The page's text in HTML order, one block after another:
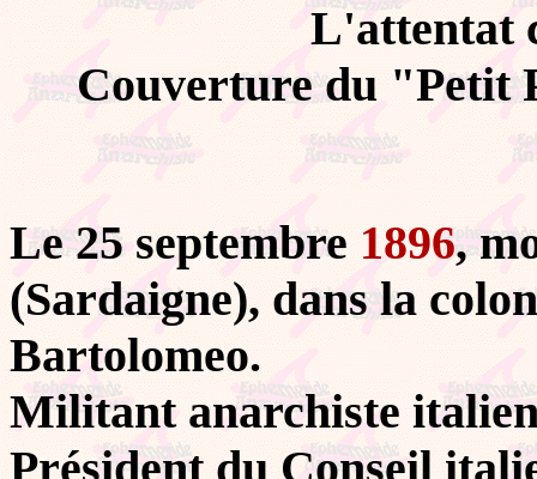
L'attentat
Couverture du "Petit
Le 25 septembre 1896,
(Sardaigne), dans la
Bartolomeo.
Militant anarchiste
Président du Conseil